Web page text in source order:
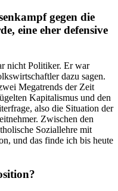
gegen die
eine eher defensive
nicht Politiker. Er war
dazu sagen.
Megatrends der Zeit
Kapitalismus und den
also die Situation der
Zwischen den
Soziallehre mit
und das finde ich bis heute